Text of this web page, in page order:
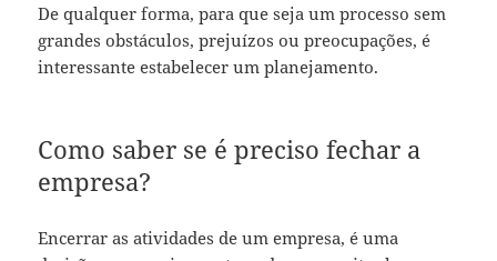
De qualquer forma, para que seja um processo sem
grandes obstáculos, prejuízos ou preocupações, é
interessante estabelecer um planejamento.
Como saber se é preciso fechar a
empresa?
Encerrar as atividades de um empresa, é uma